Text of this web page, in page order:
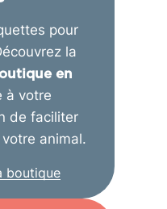
pour
la
en
à votre
de faciliter
animal.
boutique